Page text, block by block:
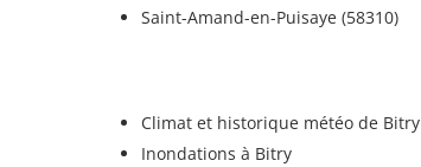
Saint-Amand-en-Puisaye (58310)
Climat et historique météo de Bitry
Inondations à Bitry